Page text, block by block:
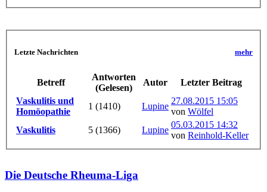
Letzte Nachrichten mehr
Betreff
Antworten
(Gelesen)
Autor
Letzter Beitrag
Vaskulitis und
Homöopathie
1 (1410) Lupine
27.08.2015 15:05
von Wölfel
Vaskulitis
5 (1366) Lupine
05.03.2015 14:32
von Reinhold-Keller
Die Deutsche Rheuma-Liga